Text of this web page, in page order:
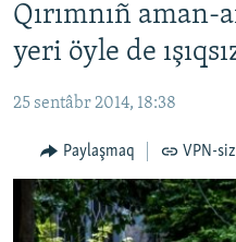
qaytmaq
Baş
navigatsiyağa
qaytmaq
qaytmaq
SİYASET
İQTİSADİYAT
CEMİYET
MEDENİYET
İNSAN AQLARI
VİDEO
Qırımnıñ
yeri öyle de
25 sentâbr 2014, 18:38
Paylaşmaq VPN-